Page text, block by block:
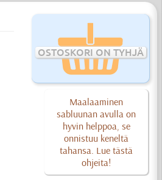
OSTOSKORI ON TYHJÄ
Maalaaminen
sabluunan avulla on
hyvin helppoa, se
onnistuu keneltä
tahansa. Lue tästä
ohjeita!